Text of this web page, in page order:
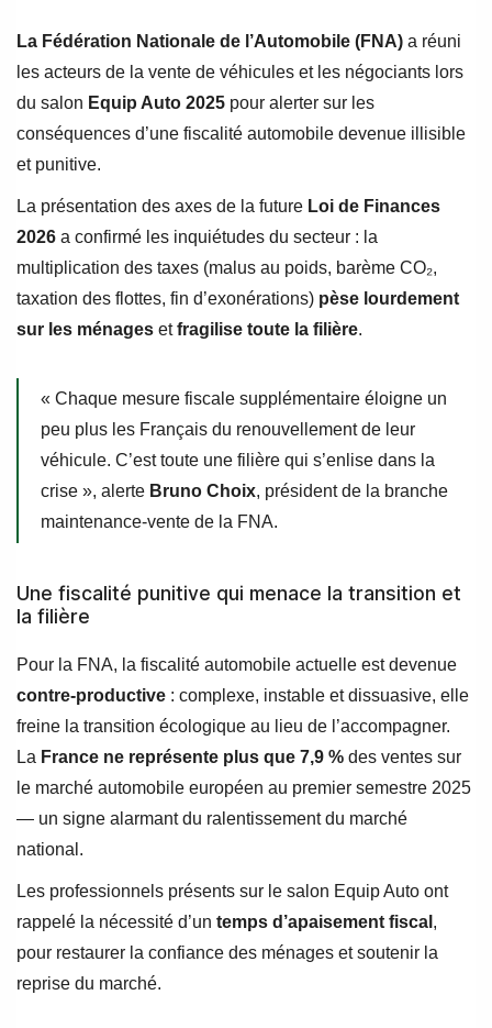
La Fédération Nationale de l’Automobile (FNA) a réuni
les acteurs de la vente de véhicules et les négociants lors
du salon Equip Auto 2025 pour alerter sur les
conséquences d’une fiscalité automobile devenue illisible
et punitive.
La présentation des axes de la future Loi de Finances
2026 a confirmé les inquiétudes du secteur : la
multiplication des taxes (malus au poids, barème CO₂,
taxation des flottes, fin d’exonérations) pèse lourdement
sur les ménages etfragilise toute la filière.
« Chaque mesure fiscale supplémentaire éloigne un
peu plus les Français du renouvellement de leur
véhicule. C’est toute une filière qui s’enlise dans la
crise », alerte Bruno Choix, président de la branche
maintenance-vente de la FNA.
Une fiscalité punitive qui menace la transition et
la filière
Pour la FNA, la fiscalité automobile actuelle est devenue
contre-productive : complexe, instable et dissuasive, elle
freine la transition écologique au lieu de l’accompagner.
La France ne représente plus que 7,9 % des ventes sur
le marché automobile européen au premier semestre 2025
— un signe alarmant du ralentissement du marché
national.
Les professionnels présents sur le salon Equip Auto ont
rappelé la nécessité d’un temps d’apaisement fiscal ,
pour restaurer la confiance des ménages et soutenir la
reprise du marché.